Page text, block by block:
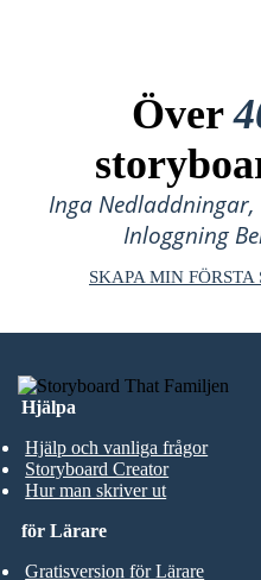
Över
Inga
Inloggning
SKAPA MIN
Hjälpa
Hjälp och vanliga frågor
Storyboard Creator
Hur man skriver ut
för Lärare
Gratisversion för Lärare